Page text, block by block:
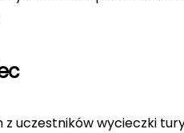
uczestników wycieczki